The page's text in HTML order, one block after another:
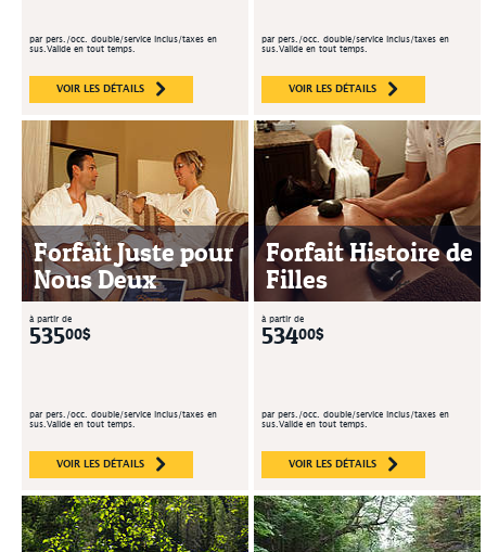
par pers./occ. double/service inclus/taxes en
sus.Valide en tout temps.
VOIR LES DÉTAILS
par pers./occ. double/service inclus/taxes en
sus.Valide en tout temps.
VOIR LES DÉTAILS
Forfait Juste pour
Nous Deux
à partir de
53500$
par pers./occ. double/service inclus/taxes en
sus.Valide en tout temps.
VOIR LES DÉTAILS
Forfait Histoire de
Filles
à partir de
53400$
par pers./occ. double/service inclus/taxes en
sus.Valide en tout temps.
VOIR LES DÉTAILS